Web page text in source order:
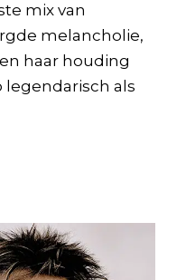
mix van
melancholie,
haar houding
legendarisch als